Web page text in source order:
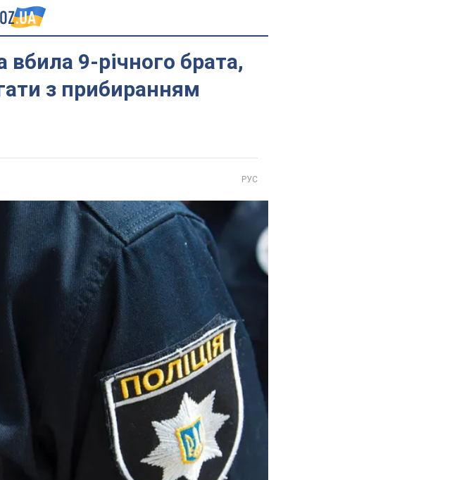
вбила 9-річного брата,
з прибиранням
РУС